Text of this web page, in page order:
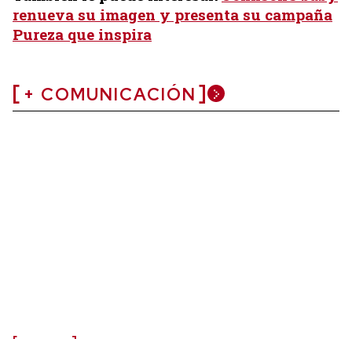
renueva su imagen y presenta su campaña
Pureza que inspira
+ COMUNICACIÓN